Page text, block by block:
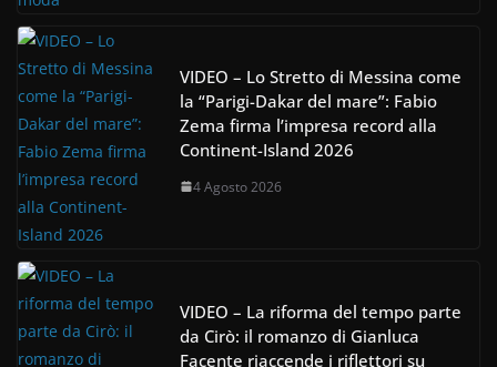
VIDEO – Lo Stretto di Messina come
la “Parigi-Dakar del mare”: Fabio
Zema firma l’impresa record alla
Continent-Island 2026
4 Agosto 2026
VIDEO – La riforma del tempo parte
da Cirò: il romanzo di Gianluca
Facente riaccende i riflettori su